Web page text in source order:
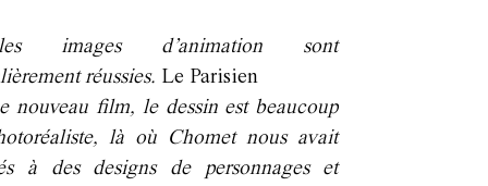
images d’animation sont
réussies. Le Parisien
nouveau film, le dessin est beaucoup
là où Chomet nous avait
à des designs de personnages et